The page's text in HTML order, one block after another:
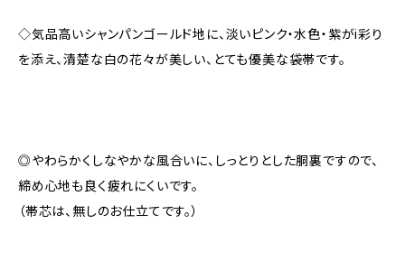
◇気品高いシャンパンゴールド地に、淡いピンク・水色・紫がi彩り
を添え、清楚な白の花々が美しい、とても優美な袋帯です。
◎やわらかくしなやかな風合いに、しっとりとした胴裏ですので、
締め心地も良く疲れにくいです。
（帯芯は、無しのお仕立てです。）